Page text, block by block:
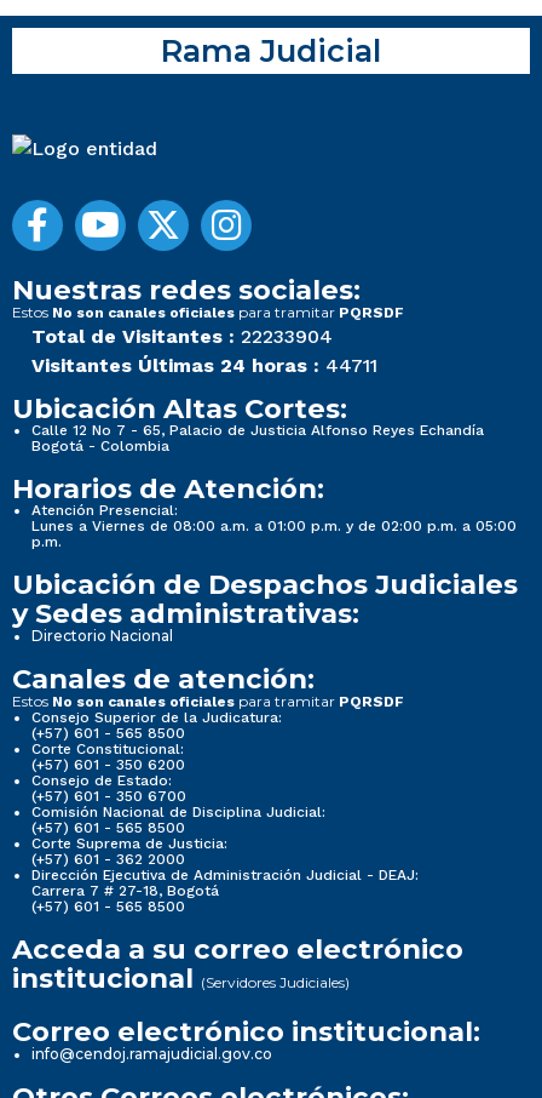
Rama Judicial
Nuestras redes sociales:
Estos No son canales oficiales para tramitar PQRSDF
Total de Visitantes : 22233904
Visitantes Últimas 24 horas : 44711
Ubicación Altas Cortes:
Calle 12 No 7 - 65, Palacio de Justicia Alfonso Reyes Echandía
Bogotá - Colombia
Horarios de Atención:
Atención Presencial:
Lunes a Viernes de 08:00 a.m. a 01:00 p.m. y de 02:00 p.m. a 05:00
p.m.
Ubicación de Despachos Judiciales
y Sedes administrativas:
Directorio Nacional
Canales de atención:
Estos No son canales oficiales para tramitar PQRSDF
Consejo Superior de la Judicatura:
(+57) 601 - 565 8500
Corte Constitucional:
(+57) 601 - 350 6200
Consejo de Estado:
(+57) 601 - 350 6700
Comisión Nacional de Disciplina Judicial:
(+57) 601 - 565 8500
Corte Suprema de Justicia:
(+57) 601 - 362 2000
Dirección Ejecutiva de Administración Judicial - DEAJ:
Carrera 7 # 27-18, Bogotá
(+57) 601 - 565 8500
Acceda a su correo electrónico
institucional (Servidores Judiciales)
Correo electrónico institucional:
info@cendoj.ramajudicial.gov.co